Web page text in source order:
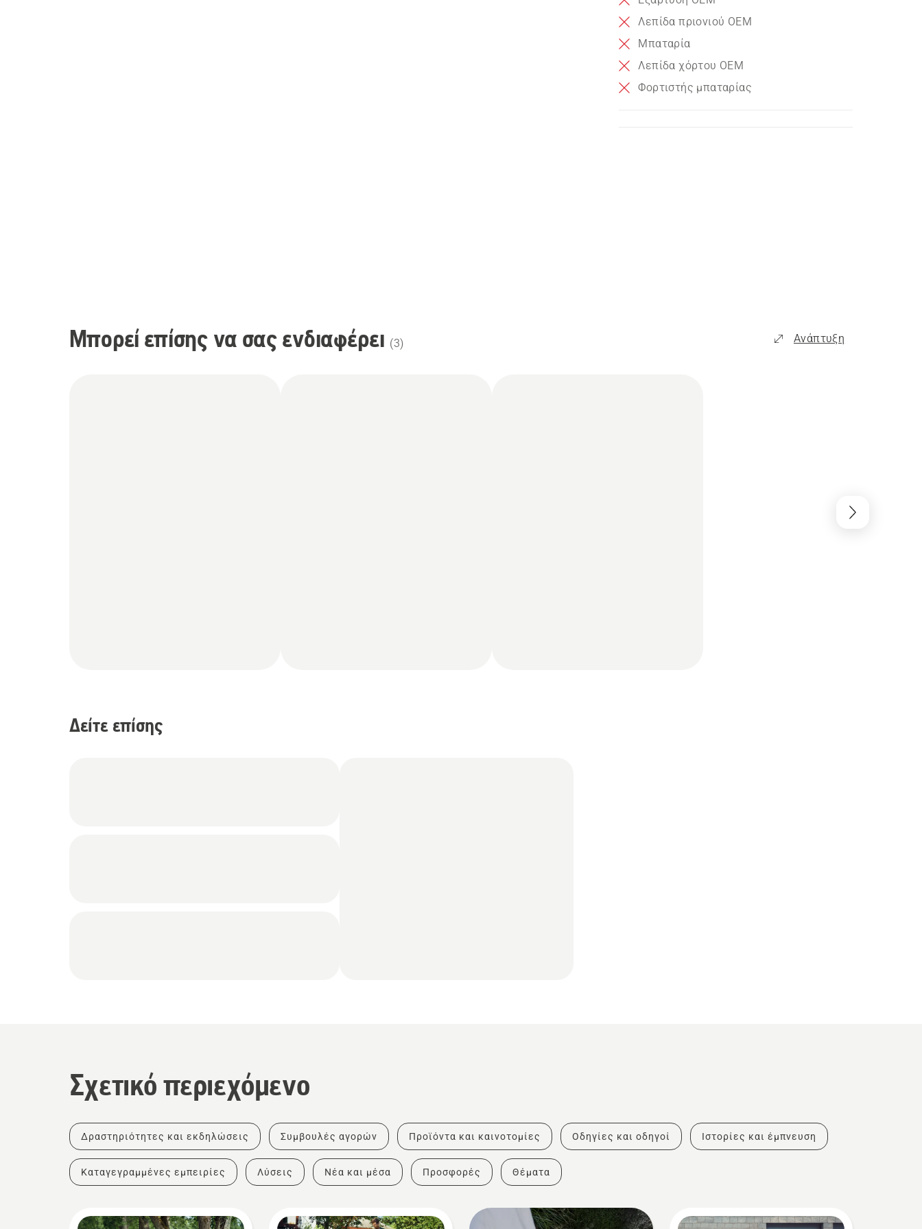
Λεπίδα πριονιού OEM
Μπαταρία
Λεπίδα χόρτου OEM
Φορτιστής μπαταρίας
Μπορεί επίσης να σας ενδιαφέρει (3) Ανάπτυξη
Δείτε επίσης
Σχετικό περιεχόμενο
Δραστηριότητες και εκδηλώσεις Συμβουλές αγορών Προϊόντα και καινοτομίες Οδηγίες και οδηγοί Ιστορίες και έμπνευση
Καταγεγραμμένες εμπειρίες Λύσεις Νέα και μέσα Προσφορές Θέματα